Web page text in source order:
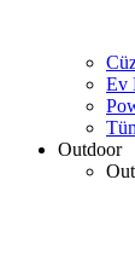
Ev
Outdoor